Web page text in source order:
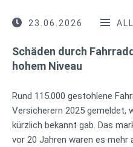
23.06.2026
Schäden durch
hohem Niveau
Rund 115.000 gestohlene
Versicherern 2025 gemeldet,
kürzlich bekannt gab. Das
vor 20 Jahren waren es mehr